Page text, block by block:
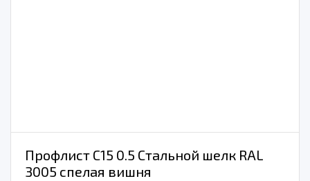
Профлист С15 0.5 Стальной шелк RAL
3005 спелая вишня